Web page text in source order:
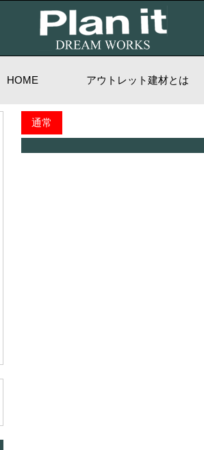
HOME アウトレット建材とは
通常